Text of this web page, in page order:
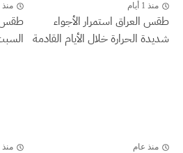
منذ 1 أيام
طقس العراق ‏استمرار الأجواء
شديدة الحرارة خلال الأيام القادمة
منذ
طقس
السبت 2 أيار
منذ عام منذ